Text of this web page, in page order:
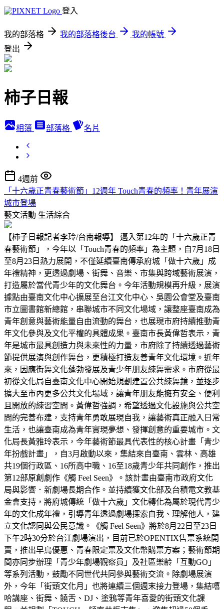
登入
我的部落格 我的部落格後台
我的帳號
登出
柿子日報
相簿 部落格 名片
4週前
「十六歲正青春藝術節」12週年 Touch青春的頻率！青年展演
城市登場
藝文活動 生活綜合
【柿子日報記者李玲/台南報導】 邁入第12年的「十六歲正青
春藝術節」，今年以「Touch青春的頻率」為主題，自7月18日
至8月23日熱力展開，不僅延續臺南傳承府城「做十六歲」成
年禮精神，更透過劇場、街舞、音樂、市集與跨域藝術展演，
打造屬於當代青少年的文化舞台。今年活動規模再升級，展演
據點由臺南文化中心擴展至台江文化中心、吳園公會堂及臺南
市立圖書館新總館，串聯城市不同文化場域，讓整座臺南成為
青年創意與藝術能量自由流動的舞台，也展現市府持續推動青
年文化參與及文化平權的具體成果。臺南市長黃偉哲表示，青
年是城市最具創造力與未來性的力量，市府除了持續透過藝術
節提供展演與創作舞台，更積極打造友善青年文化環境。近年
來，因應街舞文化蓬勃發展及青少年朋友練舞需求。市府從最
初從文化局自臺南文化中心開始規劃建置公共練舞鏡，並逐步
擴大至市內更多公共文化場域，讓青年朋友能擁有安全、便利
且開放的練習空間。黃偉哲強調，希望透過文化設施與公共空
間的完善布建，支持青年勇敢展現自我，讓藝術真正融入日常
生活，也讓臺南成為青年實現夢想、發揮創意的重要城市。文
化局長黃雅玲表示，今年藝術節最具代表性的核心計畫「青少
年扮戲計畫」，自3月啟動以來，集結來自臺南、雲林、高雄
共19個行政區、16所高中職、16至18歲青少年共同創作，推出
第12部原創劇作《觸 Feel Seen》。該計畫由臺南市政府文化
局與影響．新劇場長期合作。並持續獲文化部及台積電文教基
金會支持，將府城傳統「做十六歲」文化轉化為屬於現代青少
年的文化成年禮，引導青年透過劇場探索自我、理解他人，建
立文化認同與公民意識。《觸 Feel Seen》將於8月22日至23日
下午2時30分於台江劇場演出，目前已於OPENTIX售票系統開
賣，推出早鳥優惠、青春限定票及文化幣購票方案；藝術節期
間亦同步辦理「青少年劇場觀察員」及社區樂齡「互動GO」
等系列活動，鼓勵不同世代共同參與藝術交流。除劇場展演
外，今年「街頭文化月」也將連續三個週末接力登場，集結嘻
哈講座、街舞、饒舌、DJ、塗鴉等青年喜愛的街頭文化課